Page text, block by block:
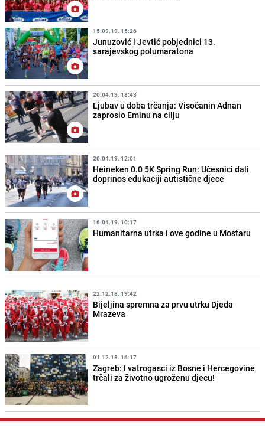
15.09.19. 15:26
Junuzović i Jevtić pobjednici 13.
sarajevskog polumaratona
20.04.19. 18:43
Ljubav u doba trčanja: Visočanin Adnan
zaprosio Eminu na cilju
20.04.19. 12:01
Heineken 0.0 5K Spring Run: Učesnici dali
doprinos edukaciji autistične djece
16.04.19. 10:17
Humanitarna utrka i ove godine u Mostaru
22.12.18. 19:42
Bijeljina spremna za prvu utrku Djeda
Mrazeva
01.12.18. 16:17
Zagreb: I vatrogasci iz Bosne i Hercegovine
trčali za životno ugroženu djecu!